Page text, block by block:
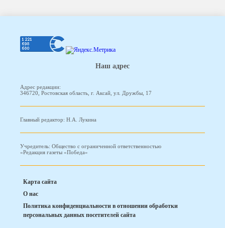
Наш адрес
Адрес редакции:
346720, Ростовская область, г. Аксай, ул. Дружбы, 17
Главный редактор: Н.А. Лукина
Учредитель: Общество с ограниченной ответственностью
«Редакция газеты «Победа»
Карта сайта
О нас
Политика конфиденциальности в отношении обработки
персональных данных посетителей сайта